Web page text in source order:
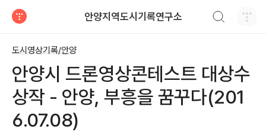
안양지역도시기록연구소
도시영상기록/안양
안양시 드론영상콘테스트 대상수
상작 - 안양, 부흥을 꿈꾸다(201
6.07.08)